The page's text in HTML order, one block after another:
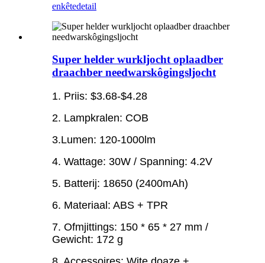
enkêtedetail
Super helder wurkljocht oplaadber
draachber needwarskôgingsljocht
1. Priis: $3.68-$4.28
2. Lampkralen: COB
3.Lumen: 120-1000lm
4. Wattage: 30W / Spanning: 4.2V
5. Batterij: 18650 (2400mAh)
6. Materiaal: ABS + TPR
7. Ofmjittings: 150 * 65 * 27 mm /
Gewicht: 172 g